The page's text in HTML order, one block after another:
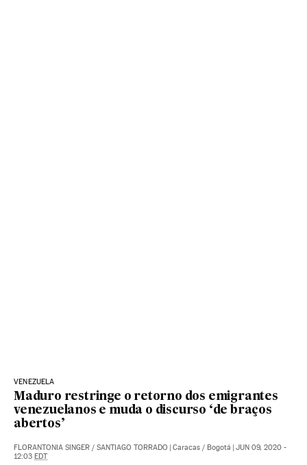
VENEZUELA
Maduro restringe o retorno dos emigrantes
venezuelanos e muda o discurso ‘de braços
abertos’
FLORANTONIA SINGER / SANTIAGO TORRADO Caracas / Bogotá
JUN 09, 2020 -
12:03 EDT